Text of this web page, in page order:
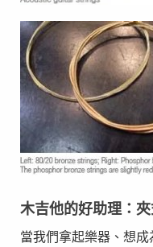
木吉他的好助理：
當我們拿起樂器、想